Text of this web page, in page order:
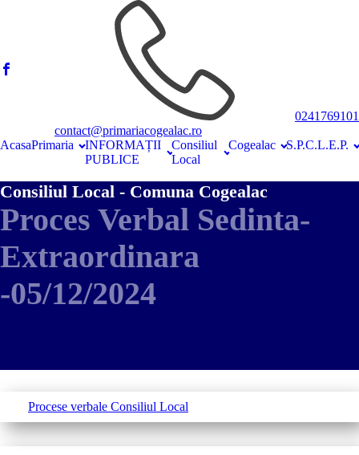
0241769101
contact@primariacogealac.ro
AcasaPrimaria
INFORMAȚII
PUBLICE
Consiliul
Local
Cogealac S.P.C.L.E.P.
Consiliul Local - Comuna Cogealac
Proces Verbal Sedinta-
Extraordinara
-05/12/2024
Procese verbale Consiliul Local